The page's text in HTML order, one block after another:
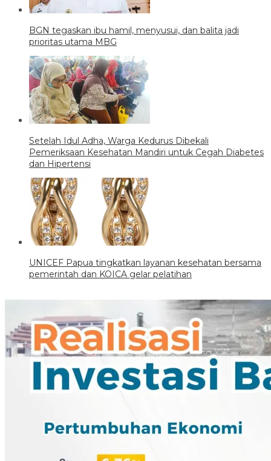
BGN tegaskan ibu hamil, menyusui, dan balita jadi
prioritas utama MBG
Setelah Idul Adha, Warga Kedurus Dibekali
Pemeriksaan Kesehatan Mandiri untuk Cegah Diabetes
dan Hipertensi
UNICEF Papua tingkatkan layanan kesehatan bersama
pemerintah dan KOICA gelar pelatihan